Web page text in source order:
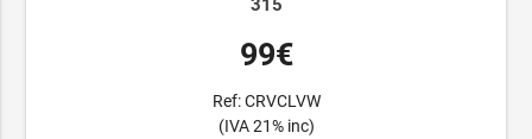
315
99€
Ref: CRVCLVW
(IVA 21% inc)